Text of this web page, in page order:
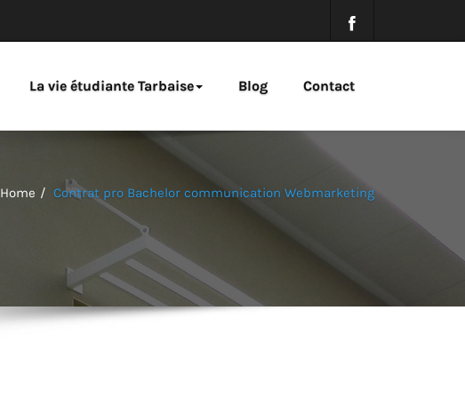
La vie étudiante Tarbaise Blog Contact
Home Contrat pro Bachelor communication Webmarketing